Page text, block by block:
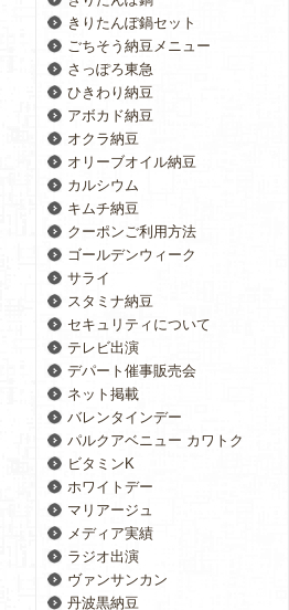
きりたんぽ鍋セット
ごちそう納豆メニュー
さっぽろ東急
ひきわり納豆
アボカド納豆
オクラ納豆
オリーブオイル納豆
カルシウム
キムチ納豆
クーポンご利用方法
ゴールデンウィーク
サライ
スタミナ納豆
セキュリティについて
テレビ出演
デパート催事販売会
ネット掲載
バレンタインデー
パルクアベニュー カワトク
ビタミンK
ホワイトデー
マリアージュ
メディア実績
ラジオ出演
ヴァンサンカン
丹波黒納豆